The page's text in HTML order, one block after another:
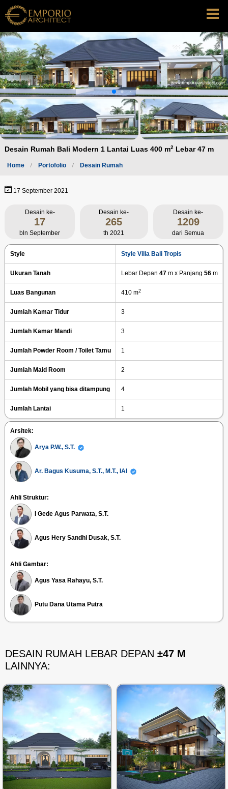
Desain Rumah Bali Modern 1 Lantai Luas 400 m2 Lebar 47 m
Home Portofolio Desain Rumah
17 September 2021
Desain ke-
17
bln September
Desain ke-
265
th 2021
Desain ke-
1209
dari Semua
Style Style Villa Bali Tropis
Ukuran Tanah Lebar Depan47 m x Panjang56 m
Luas Bangunan 410 m2
Jumlah Kamar Tidur 3
Jumlah Kamar Mandi 3
Jumlah Powder Room / Toilet Tamu 1
Jumlah Maid Room 2
Jumlah Mobil yang bisa ditampung 4
Jumlah Lantai 1
Arsitek:
Arya P.W., S.T.
Ar. Bagus Kusuma, S.T., M.T., IAI
Ahli Struktur:
I Gede Agus Parwata, S.T.
Agus Hery Sandhi Dusak, S.T.
Ahli Gambar:
Agus Yasa Rahayu, S.T.
Putu Dana Utama Putra
DESAIN RUMAH LEBAR DEPAN ±47 M
LAINNYA: